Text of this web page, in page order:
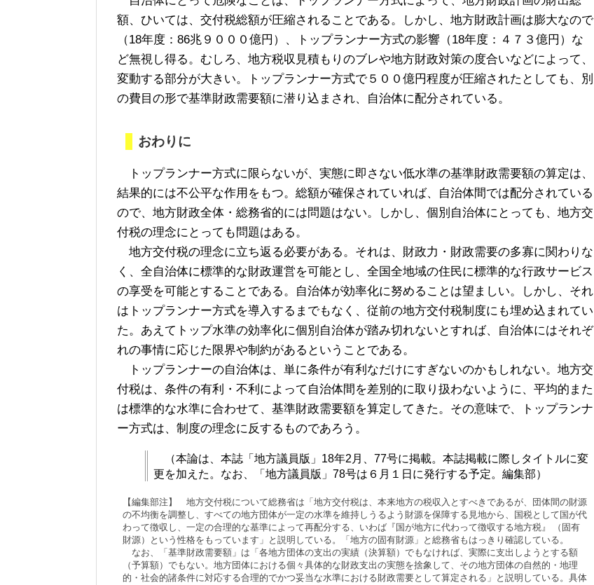
額、ひいては、交付税総額が圧縮されることである。しかし、地方財政計画は膨大なので
（18年度：86兆９０００億円）、トップランナー方式の影響（18年度：４７３億円）な
ど無視し得る。むしろ、地方税収見積もりのブレや地方財政対策の度合いなどによって、
変動する部分が大きい。トップランナー方式で５００億円程度が圧縮されたとしても、別
の費目の形で基準財政需要額に潜り込まされ、自治体に配分されている。
おわりに
トップランナー方式に限らないが、実態に即さない低水準の基準財政需要額の算定は、
結果的には不公平な作用をもつ。総額が確保されていれば、自治体間では配分されている
ので、地方財政全体・総務省的には問題はない。しかし、個別自治体にとっても、地方交
付税の理念にとっても問題はある。
地方交付税の理念に立ち返る必要がある。それは、財政力・財政需要の多寡に関わりな
く、全自治体に標準的な財政運営を可能とし、全国全地域の住民に標準的な行政サービス
の享受を可能とすることである。自治体が効率化に努めることは望ましい。しかし、それ
はトップランナー方式を導入するまでもなく、従前の地方交付税制度にも埋め込まれてい
た。あえてトップ水準の効率化に個別自治体が踏み切れないとすれば、自治体にはそれぞ
れの事情に応じた限界や制約があるということである。
トップランナーの自治体は、単に条件が有利なだけにすぎないのかもしれない。地方交
付税は、条件の有利・不利によって自治体間を差別的に取り扱わないように、平均的また
は標準的な水準に合わせて、基準財政需要額を算定してきた。その意味で、トップランナ
ー方式は、制度の理念に反するものであろう。
（本論は、本誌「地方議員版」18年2月、77号に掲載。本誌掲載に際しタイトルに変
更を加えた。なお、「地方議員版」78号は６月１日に発行する予定。編集部）
【編集部注】 地方交付税について総務省は「地方交付税は、本来地方の税収入とすべきであるが、団体間の財源
の不均衡を調整し、すべての地方団体が一定の水準を維持しうるよう財源を保障する見地から、国税として国が代
わって徴収し、一定の合理的な基準によって再配分する、いわば『国が地方に代わって徴収する地方税』 （固有
財源）という性格をもっています」と説明している。「地方の固有財源」と総務省もはっきり確認している。
なお、「基準財政需要額」は「各地方団体の支出の実績（決算額）でもなければ、実際に支出しようとする額
（予算額）でもない。地方団体における個々具体的な財政支出の実態を捨象して、その地方団体の自然的・地理
的・社会的諸条件に対応する合理的でかつ妥当な水準における財政需要として算定される」と説明している。具体